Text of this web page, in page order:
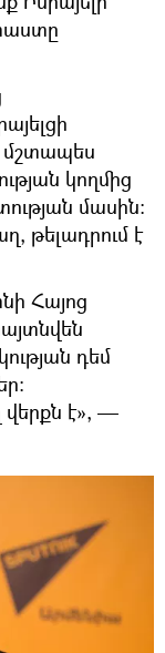
կողմից
մասին։
թելադրում է
Հայոց
դեմ
վերքն է», —